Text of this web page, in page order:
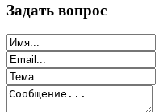
Задать вопрос